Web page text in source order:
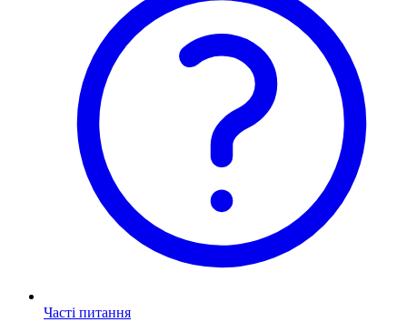
Часті питання